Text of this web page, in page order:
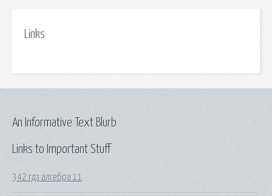
Links
Links to Important Stuff
342 гдз алгебра 11
An Informative Text Blurb